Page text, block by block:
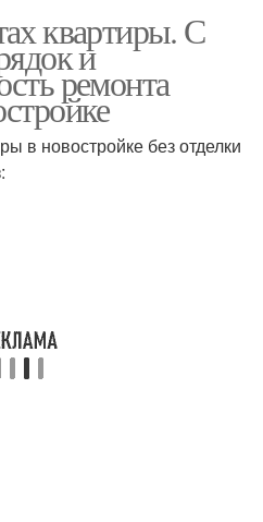
квартиры. С
и
ремонта
в новостройке без отделки